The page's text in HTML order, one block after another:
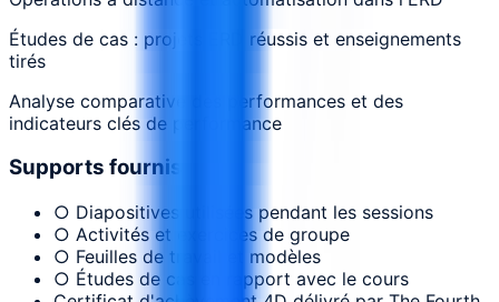
Études de cas : projets ERD réussis et enseignements
tirés
Analyse comparative des performances et des
indicateurs clés de performance
Supports fournis
○ Diapositives utilisées pendant les sessions
○ Activités et exercices de groupe
○ Feuilles de travail et modèles
○ Études de cas en rapport avec le cours